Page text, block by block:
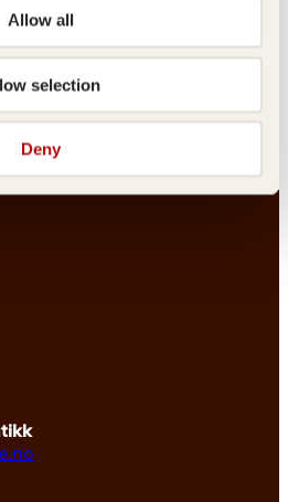
Allow all
selection
Deny
Norges
hemmelige
krigere
Innbundet399krLes mer